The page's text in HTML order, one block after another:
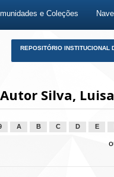
e Coleções
REPOSITÓRIO INSTITUCIONAL
Silva,
A B C D E